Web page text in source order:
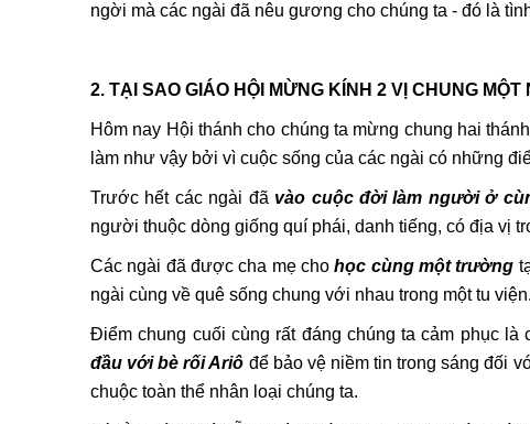
ngời mà các ngài đã nêu gương cho chúng ta - đó là
2. TẠI SAO GIÁO HỘI MỪNG KÍNH 2 VỊ CHUNG MỘT
Hôm nay Hội thánh cho chúng ta mừng chung hai
làm như vậy bởi vì cuộc sống của các ngài có những
Trước hết các ngài đã vào cuộc đời làm người ở
người thuộc dòng giống quí phái, danh tiếng, có địa vị
Các ngài đã được cha mẹ chohọc cùng một trường
ngài cùng về quê sống chung với nhau trong một tu viện.
Điểm chung cuối cùng rất đáng chúng ta cảm phục là
đầu với bè rối Ariô để bảo vệ niềm tin trong sáng đối
chuộc toàn thể nhân loại chúng ta.